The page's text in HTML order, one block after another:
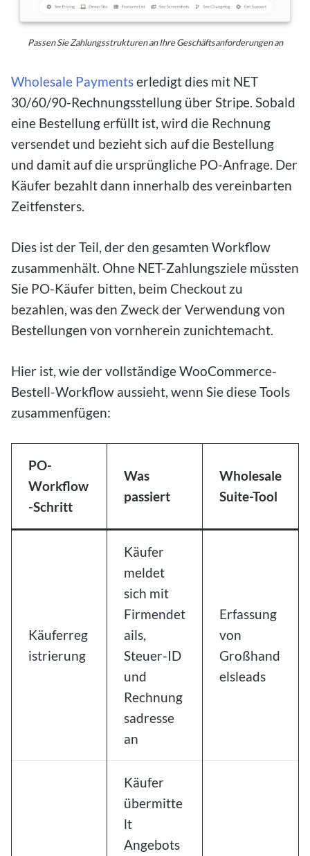
Passen Sie Zahlungsstrukturen an Ihre Geschäftsanforderungen an
Wholesale Paymentserledigt dies mit NET
30/60/90-Rechnungsstellung über Stripe. Sobald
eine Bestellung erfüllt ist, wird die Rechnung
versendet und bezieht sich auf die Bestellung
und damit auf die ursprüngliche PO-Anfrage. Der
Käufer bezahlt dann innerhalb des vereinbarten
Zeitfensters.
Dies ist der Teil, der den gesamten Workflow
zusammenhält. Ohne NET-Zahlungsziele müssten
Sie PO-Käufer bitten, beim Checkout zu
bezahlen, was den Zweck der Verwendung von
Bestellungen von vornherein zunichtemacht.
Hier ist, wie der vollständige WooCommerce-
Bestell-Workflow aussieht, wenn Sie diese Tools
zusammenfügen:
PO-
Workflow
-Schritt
Was
passiert
Wholesale
Suite-Tool
Käuferreg
istrierung
Käufer
meldet
sich mit
Firmendet
ails,
Steuer-ID
und
Rechnung
sadresse
an
Erfassung
von
Großhand
elsleads
Käufer
übermitte
lt
Angebots